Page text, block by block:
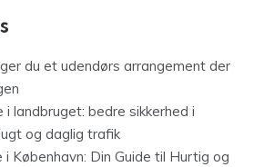
du et udendørs arrangement der
i landbruget: bedre sikkerhed i
og daglig trafik
København: Din Guide til Hurtig og